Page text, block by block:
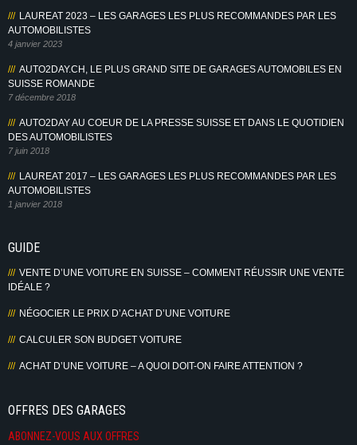
LAUREAT 2023 – LES GARAGES LES PLUS RECOMMANDES PAR LES
AUTOMOBILISTES
4 janvier 2023
AUTO2DAY.CH, LE PLUS GRAND SITE DE GARAGES AUTOMOBILES EN
SUISSE ROMANDE
7 décembre 2018
AUTO2DAY AU COEUR DE LA PRESSE SUISSE ET DANS LE QUOTIDIEN
DES AUTOMOBILISTES
7 juin 2018
LAUREAT 2017 – LES GARAGES LES PLUS RECOMMANDES PAR LES
AUTOMOBILISTES
1 janvier 2018
GUIDE
VENTE D’UNE VOITURE EN SUISSE – COMMENT RÉUSSIR UNE VENTE
IDÉALE ?
NÉGOCIER LE PRIX D’ACHAT D’UNE VOITURE
CALCULER SON BUDGET VOITURE
ACHAT D’UNE VOITURE – A QUOI DOIT-ON FAIRE ATTENTION ?
OFFRES DES GARAGES
ABONNEZ-VOUS AUX OFFRES